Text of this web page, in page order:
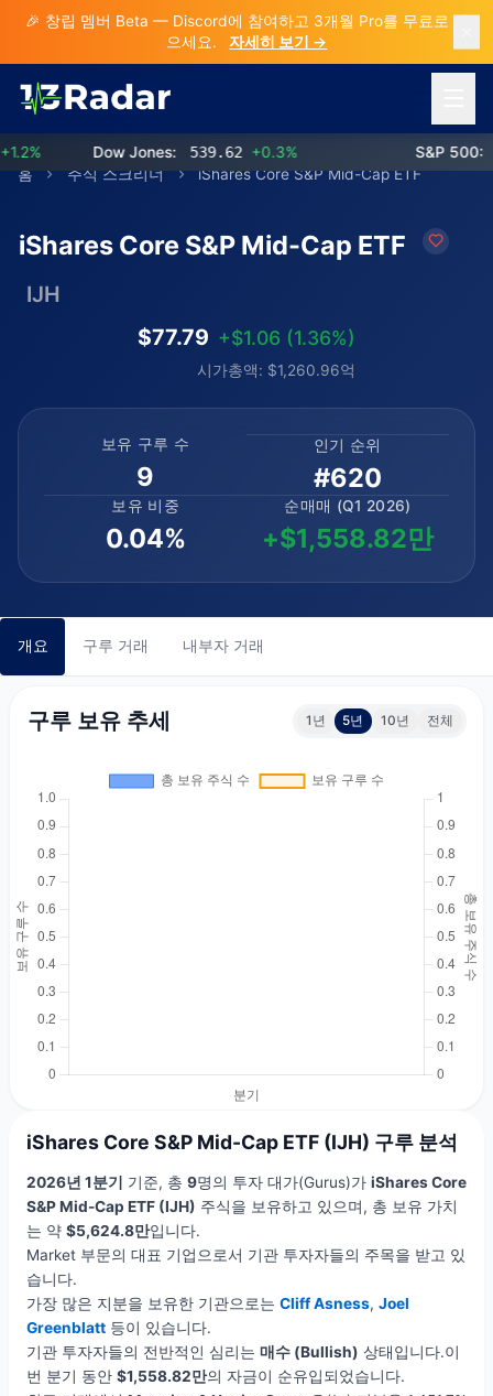
🎉 창립 멤버 Beta — Discord에 참여하고 3개월 Pro를 무료로 받
으세요.
자세히 보기 →
Dow Jones: 539.62 +0.3% S&P 500:
홈
주식 스크리너 iShares Core S&P Mid-Cap ETF
iShares Core S&P Mid-Cap ETF
IJH
$77.79 +$1.06 (1.36%)
시가총액: $1,260.96억
보유 구루 수
9
인기 순위
#620
보유 비중
0.04%
순매매 (Q1 2026)
+$1,558.82만
개요 구루 거래 내부자 거래
구루 보유 추세 1년 5년 10년 전체
iShares Core S&P Mid-Cap ETF (IJH) 구루 분석
2026년 1분기 기준, 총 9명의 투자 대가(Gurus)가 iShares Core
S&P Mid-Cap ETF (IJH) 주식을 보유하고 있으며, 총 보유 가치
는 약 $5,624.8만입니다.
Market 부문의 대표 기업으로서 기관 투자자들의 주목을 받고 있
습니다.
가장 많은 지분을 보유한 기관으로는 Cliff Asness, Joel
Greenblatt등이 있습니다.
기관 투자자들의 전반적인 심리는 매수 (Bullish) 상태입니다.이
번 분기 동안 $1,558.82만의 자금이 순유입되었습니다.